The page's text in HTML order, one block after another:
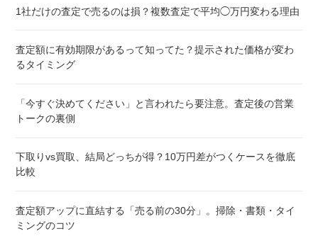
1社だけの査定で売るのは損？複数査定で平均◯万円変わる理由
査定額に有効期限があるって知ってた？提示された価格が変わ
るタイミング
「今すぐ決めてください」と言われたら要注意。査定後の営業
トークの裏側
下取りvs買取、結局どっちが得？10万円差がつくケースを徹底
比較
査定額アップに直結する「売る前の30分」。掃除・書類・タイ
ミングのコツ